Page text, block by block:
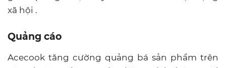
xã hội .
Quảng cáo
Acecook tăng cường quảng bá sản phẩm trên